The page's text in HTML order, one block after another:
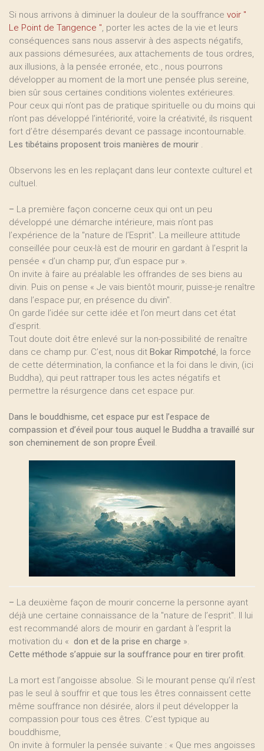
Si nous arrivons à diminuer la douleur de la souffrance voir "
Le Point de Tangence ", porter les actes de la vie et leurs
conséquences sans nous asservir à des aspects négatifs,
aux passions démesurées, aux attachements de tous ordres,
aux illusions, à la pensée erronée, etc., nous pourrons
développer au moment de la mort une pensée plus sereine,
bien sûr sous certaines conditions violentes extérieures.
Pour ceux qui n’ont pas de pratique spirituelle ou du moins qui
n’ont pas développé l’intériorité, voire la créativité, ils risquent
fort d’être désemparés devant ce passage incontournable.
Les tibétains proposent trois manières de mourir .
Observons les en les replaçant dans leur contexte culturel et
cultuel.
– La première façon concerne ceux qui ont un peu
développé une démarche intérieure, mais n’ont pas
l’expérience de la "nature de l’Esprit". La meilleure attitude
conseillée pour ceux-là est de mourir en gardant à l’esprit la
pensée « d’un champ pur, d’un espace pur ».
On invite à faire au préalable les offrandes de ses biens au
divin. Puis on pense « Je vais bientôt mourir, puisse-je renaître
dans l’espace pur, en présence du divin".
On garde l’idée sur cette idée et l’on meurt dans cet état
d’esprit.
Tout doute doit être enlevé sur la non-possibilité de renaître
dans ce champ pur. C’est, nous dit Bokar Rimpotché, la force
de cette détermination, la confiance et la foi dans le divin, (ici
Buddha), qui peut rattraper tous les actes négatifs et
permettre la résurgence dans cet espace pur.
Dans le bouddhisme, cet espace pur est l’espace de
compassion et d’éveil pour tous auquel le Buddha a travaillé sur
son cheminement de son propre Éveil.
– La deuxième façon de mourir concerne la personne ayant
déjà une certaine connaissance de la "nature de l’esprit". Il lui
est recommandé alors de mourir en gardant à l’esprit la
motivation du « don et de la prise en charge ».
Cette méthode s’appuie sur la souffrance pour en tirer profit.
La mort est l’angoisse absolue. Si le mourant pense qu’il n’est
pas le seul à souffrir et que tous les êtres connaissent cette
même souffrance non désirée, alors il peut développer la
compassion pour tous ces êtres. C’est typique au
bouddhisme,
On invite à formuler la pensée suivante : « Que mes angoisses